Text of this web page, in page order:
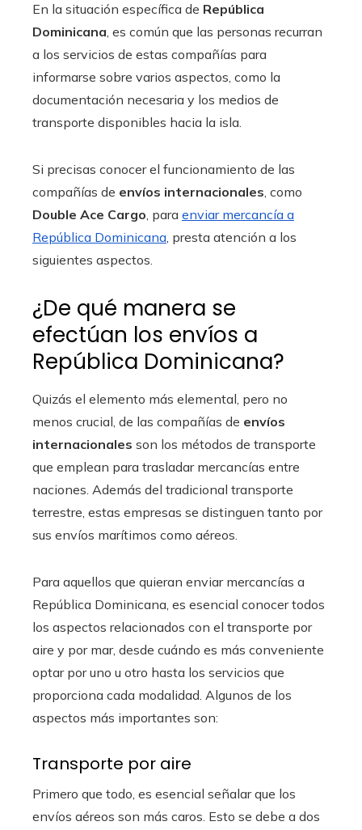
En la situación específica de República
Dominicana, es común que las personas recurran
a los servicios de estas compañías para
informarse sobre varios aspectos, como la
documentación necesaria y los medios de
transporte disponibles hacia la isla.
Si precisas conocer el funcionamiento de las
compañías de envíos internacionales, como
Double Ace Cargo, para enviar mercancía a
República Dominicana, presta atención a los
siguientes aspectos.
¿De qué manera se
efectúan los envíos a
República Dominicana?
Quizás el elemento más elemental, pero no
menos crucial, de las compañías de envíos
internacionales son los métodos de transporte
que emplean para trasladar mercancías entre
naciones. Además del tradicional transporte
terrestre, estas empresas se distinguen tanto por
sus envíos marítimos como aéreos.
Para aquellos que quieran enviar mercancías a
República Dominicana, es esencial conocer todos
los aspectos relacionados con el transporte por
aire y por mar, desde cuándo es más conveniente
optar por uno u otro hasta los servicios que
proporciona cada modalidad. Algunos de los
aspectos más importantes son:
Transporte por aire
Primero que todo, es esencial señalar que los
envíos aéreos son más caros. Esto se debe a dos